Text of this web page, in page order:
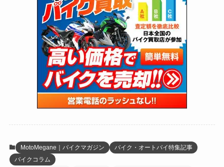
(34)
(5)
(12)
(63)
(109)
(25)
(24)
(47)
(15)
(5)
(62)
(4)
(6)
(17)
(5)
(131)
(38)
(131)
(167)
(85)
(21)
(61)
(171)
(98)
(13)
(60)
(274)
(171)
(38)
(47)
(59)
(141)
(254)
(204)
(23)
(33)
(34)
(35)
(41)
(415)
(16)
(170)
(27)
(147)
(13)
(19)
(12)
(16)
MotoMegane｜バイクマガジン
バイク・オートバイ特集記事
バイクコラム